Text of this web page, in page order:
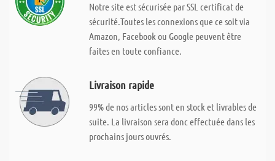
Notre site est sécurisée par SSL certificat de
sécurité.Toutes les connexions que ce soit via
Amazon, Facebook ou Google peuvent être
faites en toute confiance.
Livraison rapide
99% de nos articles sont en stock et livrables de
suite. La livraison sera donc effectuée dans les
prochains jours ouvrés.